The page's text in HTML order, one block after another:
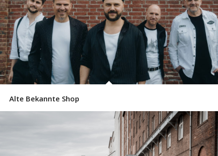
Alte Bekannte Shop